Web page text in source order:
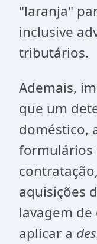
"laranja"
inclusive
tributários.
Ademais,
que um
doméstico,
formulários
aquisições
lavagem
aplicar a